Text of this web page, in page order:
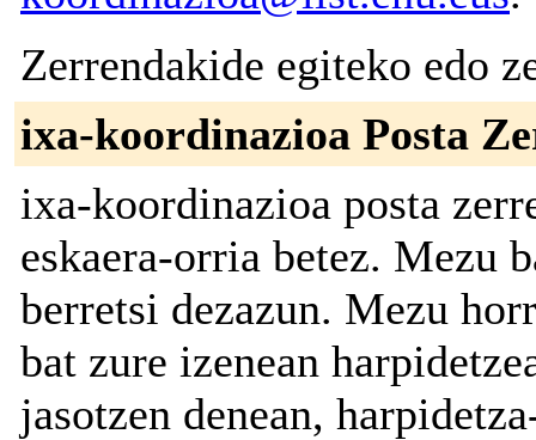
Zerrendakide egiteko edo
ixa-koordinazioa Posta
ixa-koordinazioa posta
eskaera-orria betez. Mezu
berretsi dezazun. Mezu
bat zure izenean
jasotzen denean,